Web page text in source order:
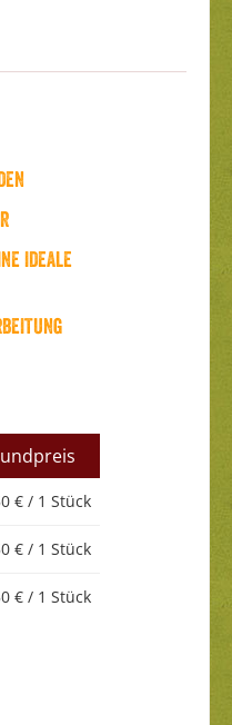
ideale
€ / 1 Stück
€ / 1 Stück
€ / 1 Stück